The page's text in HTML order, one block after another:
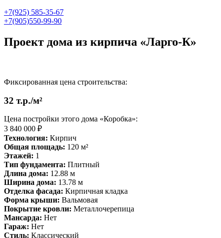
+7(925) 585-35-67
+7(905)550-99-90
Проект дома из кирпича «Ларго-К»
Фиксированная цена строительства:
32 т.р./м²
Цена постройки этого дома «Коробка»:
3 840 000 ₽
Технология: Кирпич
Общая площадь: 120 м²
Этажей: 1
Тип фундамента: Плитный
Длина дома: 12.88 м
Ширина дома: 13.78 м
Отделка фасада: Кирпичная кладка
Форма крыши: Вальмовая
Покрытие кровли: Металлочерепица
Мансарда: Нет
Гараж: Нет
Стиль: Классический